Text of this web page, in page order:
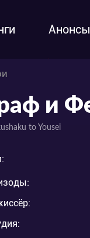
Анонсы
и
to Yousei